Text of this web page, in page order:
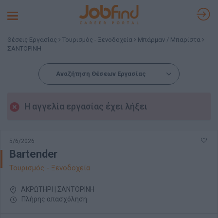
Toggle
Θέσεις Εργασίας Τουρισμός - Ξενοδοχεία
Μπάρμαν / Μπαρίστα
ΣΑΝΤΟΡΙΝΗ
Αναζήτηση Θέσεων Εργασίας
Η αγγελία εργασίας έχει λήξει
5/6/2026
Bartender
Τουρισμός - Ξενοδοχεία
ΑΚΡΩΤΗΡΙ | ΣΑΝΤΟΡΙΝΗ
Πλήρης απασχόληση